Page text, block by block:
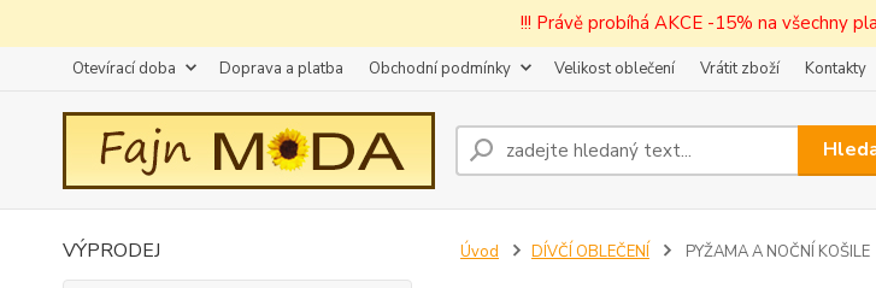
!!! Právě probíhá AKCE -15% na všechny
Otevírací doba Doprava a platba Obchodní podmínky Velikost oblečení Vrátit zboží Kontakty
VÝPRODEJ Úvod DÍVČÍ OBLEČENÍ PYŽAMA A NOČNÍ KOŠILE